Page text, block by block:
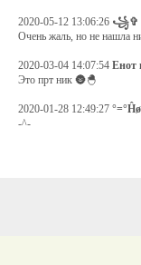
2020-05-12 13:06:26 ꧁✞ ˢ
Очень жаль, но не нашла
2020-03-04 14:07:54 Енот
Это прт ник 🌚🐣
2020-01-28 12:49:27
-^-